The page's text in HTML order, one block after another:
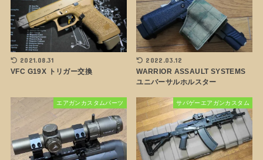
2021.08.31
VFC G19X トリガー交換
2022.03.12
WARRIOR ASSAULT SYSTEMS
ユニバーサルホルスター
エアガンカスタムパーツ サバゲーエアガンカスタム